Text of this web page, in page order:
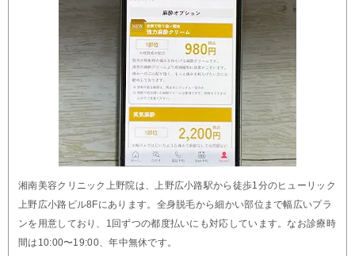
湘南美容クリニック上野院は、上野広小路駅から徒歩1分のヒューリック
上野広小路ビル8Fにあります。全身脱毛から細かい部位まで幅広いプラ
ンを用意しており、1回ずつの都度払いにも対応しています。なお診療時
間は10:00〜19:00、年中無休です。